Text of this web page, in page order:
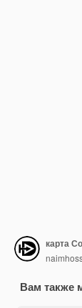
карта
Вам также